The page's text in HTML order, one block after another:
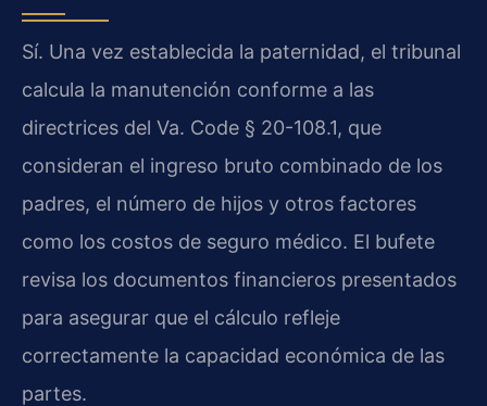
Sí. Una vez establecida la paternidad, el tribunal
calcula la manutención conforme a las
directrices del Va. Code § 20-108.1, que
consideran el ingreso bruto combinado de los
padres, el número de hijos y otros factores
como los costos de seguro médico. El bufete
revisa los documentos financieros presentados
para asegurar que el cálculo refleje
correctamente la capacidad económica de las
partes.